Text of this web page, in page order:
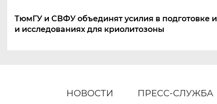
ТюмГУ и СВФУ объединят усилия в подготовке
и исследованиях для криолитозоны
НОВОСТИ ПРЕСС-СЛУЖБА